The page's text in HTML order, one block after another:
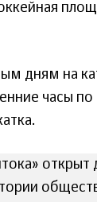
дням на
часы